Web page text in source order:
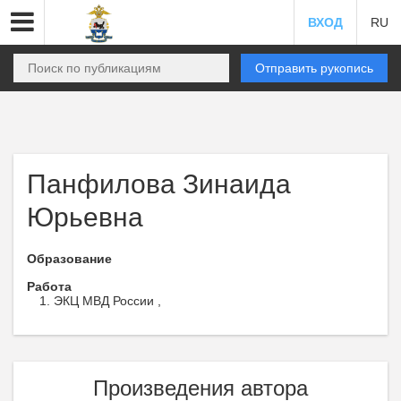
ВХОД RU
Отправить рукопись
Панфилова Зинаида
Юрьевна
Образование
Работа
ЭКЦ МВД России ,
Произведения автора